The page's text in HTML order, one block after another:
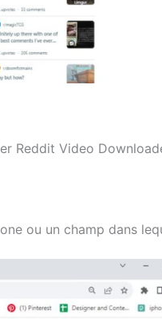
Reddit Video
ou un champ dans